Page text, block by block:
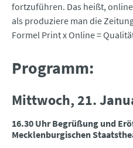
fortzuführen. Das heißt,
als produziere man die
Formel Print x Online =
Programm:
Mittwoch, 21.
16.30 Uhr Begrüßung und
Mecklenburgischen